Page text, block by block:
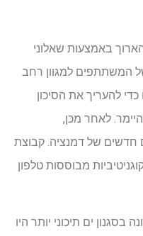
באמצעות שאלוני
המשתתפים למגוון רחב
להעריך את הסיכון
לאחר מכן,
חדשים של דמנציה. קבוצת
קוגניטיביות מבוססות טלפון
בסגנון ים תיכוני יותר היו